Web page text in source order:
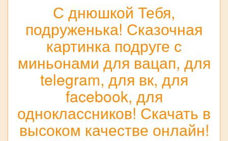
С днюшкой Тебя,
подруженька! Сказочная
картинка подруге с
миньонами для вацап, для
telegram, для вк, для
facebook, для
одноклассников! Скачать в
высоком качестве онлайн!